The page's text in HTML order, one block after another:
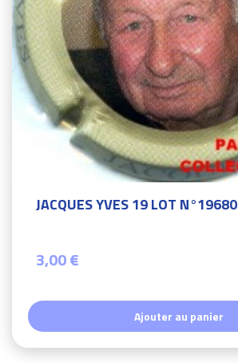
JACQUES YVES 19 LOT N°19680
3,00 €
Ajouter au panier